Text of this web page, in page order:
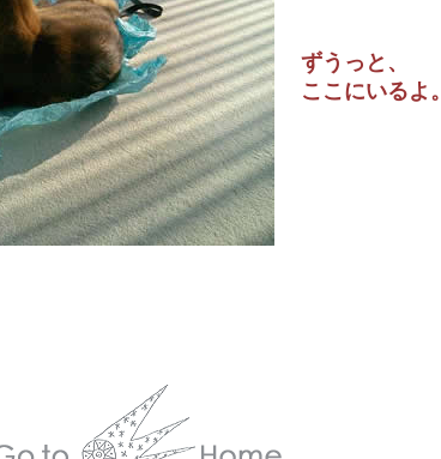
ずうっと、
ここにいるよ。